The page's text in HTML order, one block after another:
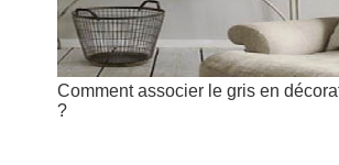
Comment associer le gris en
?